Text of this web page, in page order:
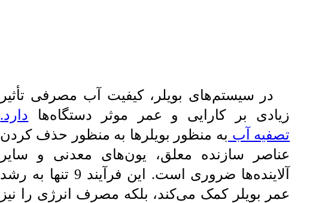
در سیستم‌های بویلر، کیفیت آب مصرفی تأثیر
زیادی بر کارایی و عمر موثر دستگاه‌ها دارد.
تصفیه آب به منظور بویلرها به منظور حذف کردن
عناصر سازنده معلق، یون‌های معدنی و سایر
آلاینده‌ها ضروری است. این فرآیند 9 تنها به رشد
عمر بویلر کمک می‌کند، بلکه مصرف انرژی را نیز